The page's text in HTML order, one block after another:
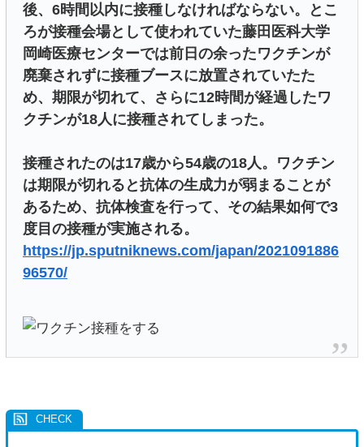
後、6時間以内に接種しなければならない。とこ
ろが接種会場として使われていた藤田医科大学
岡崎医療センターでは前日の余ったワクチンが
廃棄されずに接種ブースに放置されていたた
め、期限が切れて、さらに12時間が経過したワ
クチンが18人に接種されてしまった。
接種されたのは17歳から54歳の18人。ワクチン
は期限が切れると抗体の生成力が弱まることが
あるため、抗体検査を行って、その結果如何で3
度目の接種が実施される。
https://jp.sputniknews.com/japan/2021091886
96570/